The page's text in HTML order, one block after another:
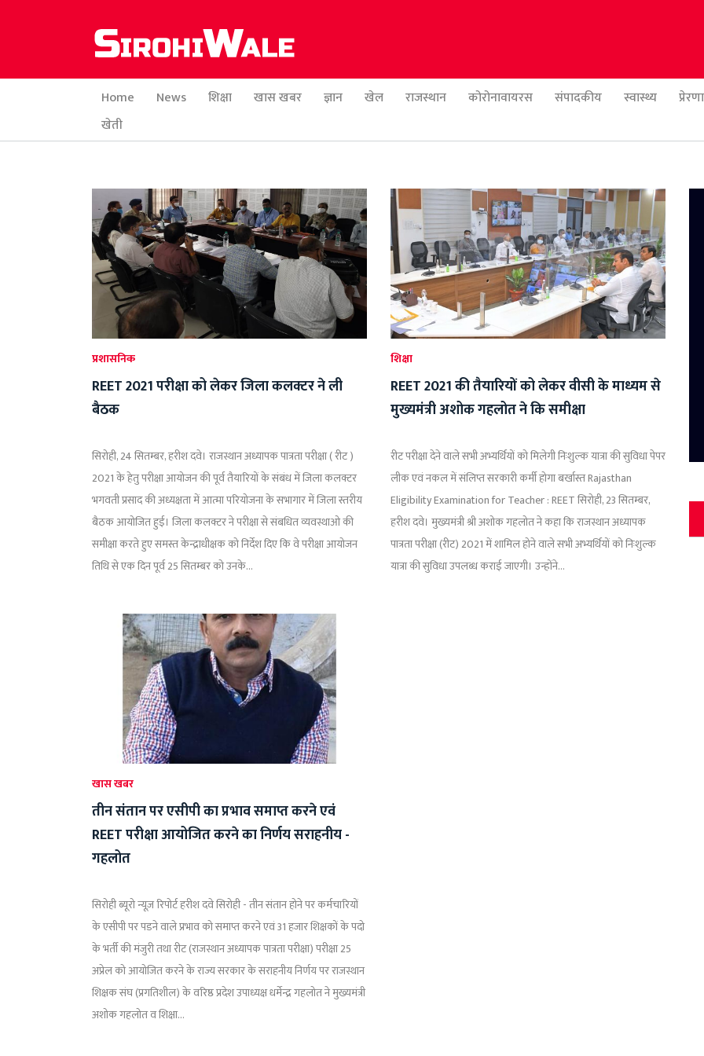
Home News शिक्षा खास खबर ज्ञान खेल राजस्थान कोरोनावायरस संपादकीय स्वास्थ्य
खेती
प्रशासनिक
REET 2021 परीक्षा को लेकर जिला कलक्टर ने ली
बैठक
सिरोही, 24 सितम्बर, हरीश दवे। राजस्थान अध्यापक पात्रता परीक्षा ( रीट )
2021 के हेतु परीक्षा आयोजन की पूर्व तैयारियों के संबंध में जिला कलक्टर
भगवती प्रसाद की अध्यक्षता में आत्मा परियोजना के सभागार में जिला स्तरीय
बैठक आयोजित हुई। जिला कलक्टर ने परीक्षा से संबधित व्यवस्थाओ की
समीक्षा करते हुए समस्त केन्द्राधीक्षक को निर्देश दिए कि वे परीक्षा आयोजन
तिथि से एक दिन पूर्व 25 सितम्बर को उनके...
शिक्षा
REET 2021 की तैयारियों को लेकर वीसी के माध्यम से
मुख्यमंत्री अशोक गहलोत ने कि समीक्षा
रीट परीक्षा देने वाले सभी अभ्यर्थियों को मिलेगी निःशुल्क यात्रा की सुविधा पेपर
लीक एवं नकल में संलिप्त सरकारी कर्मी होगा बर्खास्त Rajasthan
Eligibility Examination for Teacher : REET सिरोही, 23 सितम्बर,
हरीश दवे। मुख्यमंत्री श्री अशोक गहलोत ने कहा कि राजस्थान अध्यापक
पात्रता परीक्षा (रीट) 2021 में शामिल होने वाले सभी अभ्यर्थियों को निःशुल्क
यात्रा की सुविधा उपलब्ध कराई जाएगी। उन्होंने...
खास खबर
तीन संतान पर एसीपी का प्रभाव समाप्त करने एवं
REET परीक्षा आयोजित करने का निर्णय सराहनीय -
गहलोत
सिरोही ब्यूरो न्यूज़ रिपोर्ट हरीश दवे सिरोही - तीन संतान होने पर कर्मचारियों
के एसीपी पर पडने वाले प्रभाव को समाप्त करने एवं 31 हजार शिक्षकों के पदो
के भर्ती की मंजुरी तथा रीट (राजस्थान अध्यापक पात्रता परीक्षा) परीक्षा 25
अप्रेल को आयोजित करने के राज्य सरकार के सराहनीय निर्णय पर राजस्थान
शिक्षक संघ (प्रगतिशील) के वरिष्ठ प्रदेश उपाध्यक्ष धर्मेन्द्र गहलोत ने मुख्यमंत्री
अशोक गहलोत व शिक्षा...